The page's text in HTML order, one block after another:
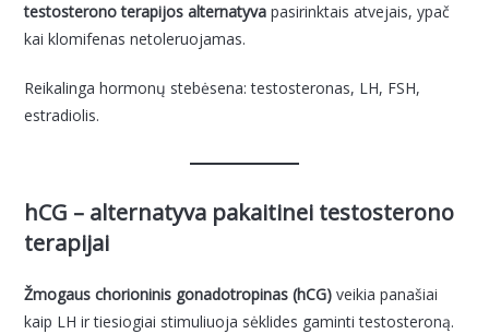
testosterono terapijos alternatyva pasirinktais atvejais, ypač
kai klomifenas netoleruojamas.
Reikalinga hormonų stebėsena: testosteronas, LH, FSH,
estradiolis.
hCG – alternatyva pakaitinei testosterono
terapijai
Žmogaus chorioninis gonadotropinas (hCG) veikia panašiai
kaip LH ir tiesiogiai stimuliuoja sėklides gaminti testosteroną.